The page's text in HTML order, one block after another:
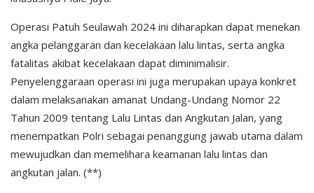
Operasi Patuh Seulawah 2024 ini diharapkan dapat menekan
angka pelanggaran dan kecelakaan lalu lintas, serta angka
fatalitas akibat kecelakaan dapat diminimalisir.
Penyelenggaraan operasi ini juga merupakan upaya konkret
dalam melaksanakan amanat Undang-Undang Nomor 22
Tahun 2009 tentang Lalu Lintas dan Angkutan Jalan, yang
menempatkan Polri sebagai penanggung jawab utama dalam
mewujudkan dan memelihara keamanan lalu lintas dan
angkutan jalan. (**)